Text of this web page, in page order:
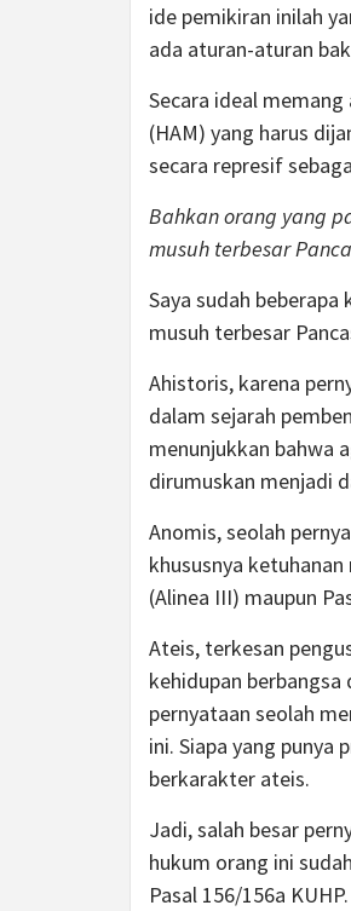
ide pemikiran inilah
ada aturan-aturan
Secara ideal
(HAM) yang harus
secara represif
Bahkan orang yang
musuh terbesar
Saya sudah
musuh terbesar
Ahistoris, karena
dalam sejarah
menunjukkan bahwa
dirumuskan menjadi
Anomis, seolah
khususnya
(Alinea III) maupun
Ateis, terkesan
kehidupan
pernyataan seolah
ini. Siapa yang punya
berkarakter ateis.
Jadi, salah besar
hukum orang ini
Pasal 156/156a